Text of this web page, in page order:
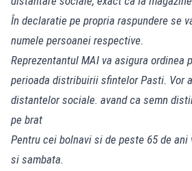
În declaratie pe propria raspundere se
numele persoanei respective.
Reprezentantul MAI va asigura ordinea
perioada distribuirii sfintelor Pasti. Vor
distantelor sociale. avand ca semn
pe brat
Pentru cei bolnavi si de peste 65 de
si sambata.